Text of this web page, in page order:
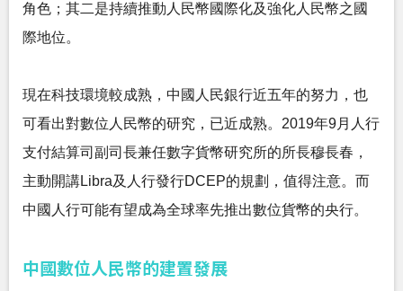
角色；其二是持續推動人民幣國際化及強化人民幣之國
際地位。
現在科技環境較成熟，中國人民銀行近五年的努力，也
可看出對數位人民幣的研究，已近成熟。2019年9月人行
支付結算司副司長兼任數字貨幣研究所的所長穆長春，
主動開講Libra及人行發行DCEP的規劃，值得注意。而
中國人行可能有望成為全球率先推出數位貨幣的央行。
中國數位人民幣的建置發展